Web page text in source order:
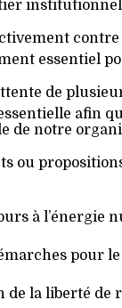
institutionnel
essentiel
de
afin
de notre
ou
à l’énergie
pour
la liberté de